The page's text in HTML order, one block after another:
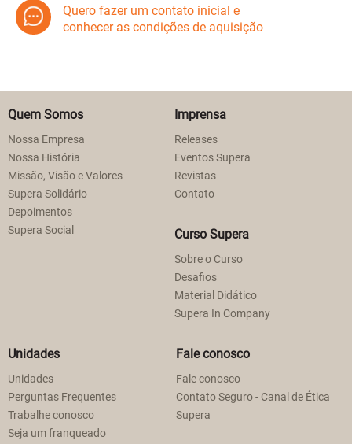
Quero fazer um contato inicial e
conhecer as condições de aquisição
Quem Somos
Nossa Empresa
Nossa História
Missão, Visão e Valores
Supera Solidário
Depoimentos
Supera Social
Imprensa
Releases
Eventos Supera
Revistas
Contato
Curso Supera
Sobre o Curso
Desafios
Material Didático
Supera In Company
Unidades
Unidades
Perguntas Frequentes
Trabalhe conosco
Seja um franqueado
Fale conosco
Fale conosco
Contato Seguro - Canal de Ética
Supera